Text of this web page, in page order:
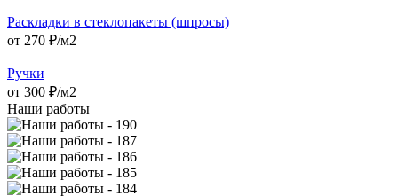
Раскладки в стеклопакеты (шпросы)
от 270 ₽/м2
Ручки
от 300 ₽/м2
Наши работы